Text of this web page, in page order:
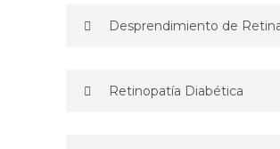
Desprendimiento de
Retinopatía Diabética